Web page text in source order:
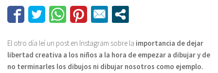
El otro día leí un post en Instagram sobre la importancia de dejar
libertad creativa a los niños a la hora de empezar a dibujar y de
no terminarles los dibujos ni dibujar nosotros como ejemplo.